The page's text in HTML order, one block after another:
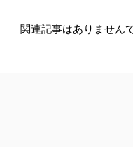
関連記事はありません